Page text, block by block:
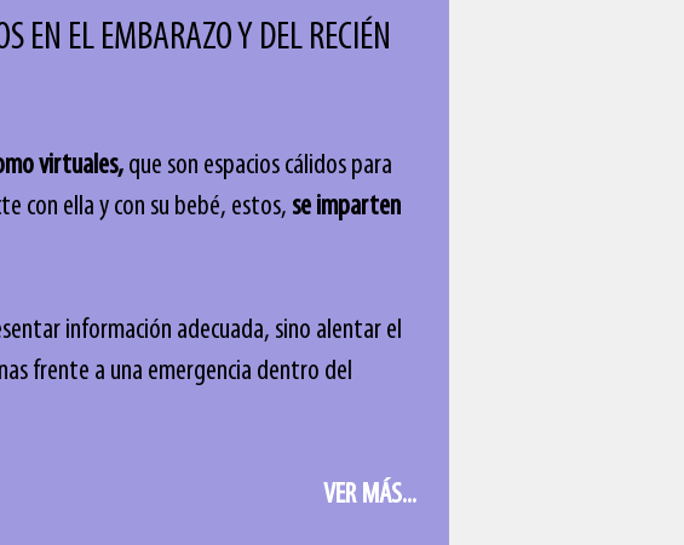
EN EL EMBARAZO Y DEL RECIÉN
virtuales, que son espacios cálidos para
con ella y con su bebé, estos,se imparten
información adecuada, sino alentar el
frente a una emergencia dentro del
VER MÁS...